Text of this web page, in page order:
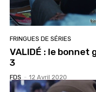
FRINGUES DE SÉRIES
VALIDÉ : le bonnet
3
FDS - 12 Avril 2020